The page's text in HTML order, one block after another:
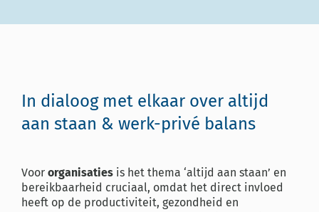
In dialoog met elkaar over altijd
aan staan & werk-privé balans
Voor organisatiesis het thema ‘altijd aan staan’ en
bereikbaarheid cruciaal, omdat het direct invloed
heeft op de productiviteit, gezondheid en